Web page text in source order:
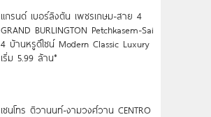
แกรนด์ เบอร์ลิงตัน เพชรเกษม-สาย 4
GRAND BURLINGTON Petchkasem-Sai
4 บ้านหรูดีไซน์ Modern Classic Luxury
เริ่ม 5.99 ล้าน*
เซนโทร ติวานนท์-งามวงศ์วาน CENTRO